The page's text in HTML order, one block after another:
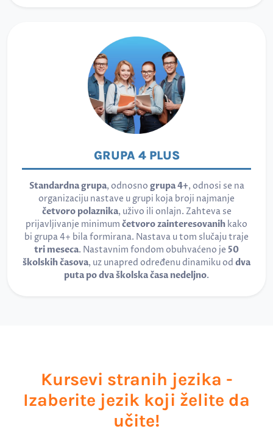
GRUPA 4 PLUS
Standardna grupa, odnosno grupa 4+, odnosi se na
organizaciju nastave u grupi koja broji najmanje
četvoro polaznika, uživo ili onlajn. Zahteva se
prijavljivanje minimum četvoro zainteresovanih kako
bi grupa 4+ bila formirana. Nastava u tom slučaju traje
tri meseca. Nastavnim fondom obuhvaćeno je 50
školskih časova, uz unapred određenu dinamiku od dva
puta po dva školska časa nedeljno.
Kursevi stranih jezika -
Izaberite jezik koji želite da
učite!